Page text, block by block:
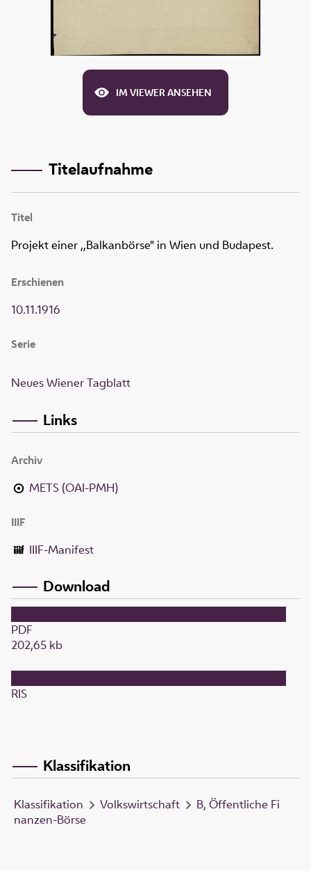
IM VIEWER ANSEHEN
Titelaufnahme
Titel
Projekt einer ,,Balkanbörse" in Wien und Budapest.
Erschienen
10.11.1916
Serie
Neues Wiener Tagblatt
Links
Archiv
METS (OAI-PMH)
IIIF
IIIF-Manifest
Download
PDF
202,65 kb
RIS
Klassifikation
Klassifikation Volkswirtschaft
B, Öffentliche Fi
nanzen-Börse